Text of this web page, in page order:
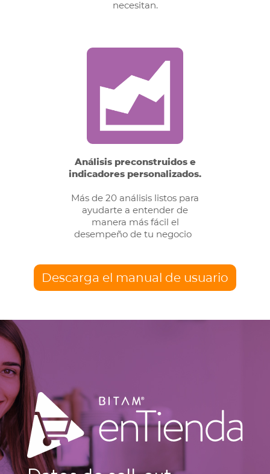
necesitan.
Análisis preconstruidos e
indicadores personalizados.
Más de 20 análisis listos para
ayudarte a entender de
manera más fácil el
desempeño de tu negocio
Descarga el manual de usuario